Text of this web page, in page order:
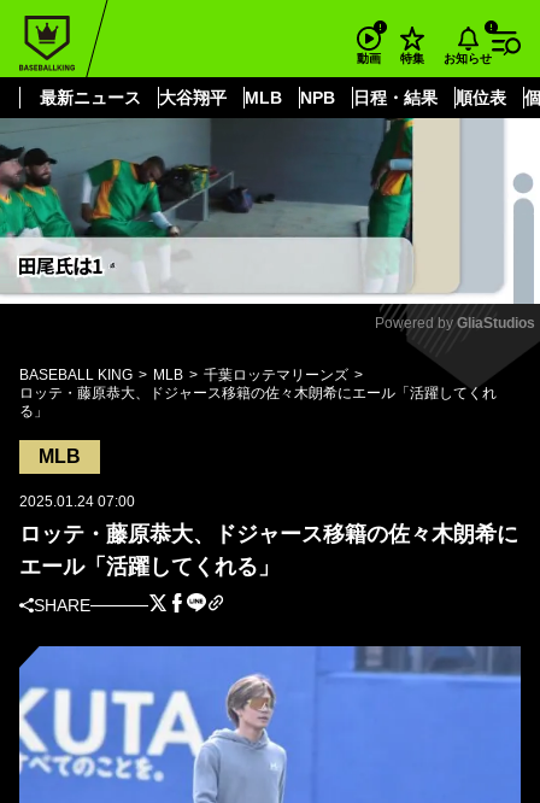
動画 特集 お知らせ
最新ニュース 大谷翔平 MLB NPB 日程・結果 順位表
もっと見る
Mute
Powered by GliaStudios
BASEBALL KING MLB
千葉ロッテマリーンズ
ロッテ・藤原恭大、ドジャース移籍の佐々木朗希にエール「活躍してくれ
る」
MLB
2025.01.24 07:00
ロッテ・藤原恭大、ドジャース移籍の佐々木朗希に
エール「活躍してくれる」
SHARE